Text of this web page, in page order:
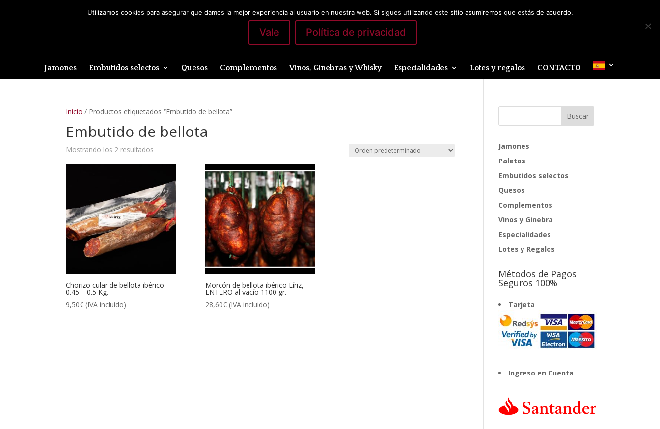
Mi cuenta 0 elementos
Jamones Embutidos selectos Quesos Complementos Vinos, Ginebras y Whisky Especialidades Lotes y regalos CONTACTO
Inicio / Productos etiquetados “Embutido de bellota”
Embutido de bellota
Mostrando los 2 resultados
Chorizo cular de bellota ibérico
0.45 – 0.5 Kg.
9,50€ (IVA incluido)
Morcón de bellota ibérico Eíriz,
ENTERO al vacío 1100 gr.
28,60€ (IVA incluido)
Jamones
Paletas
Embutidos selectos
Quesos
Complementos
Vinos y Ginebra
Especialidades
Lotes y Regalos
Métodos de Pagos
Seguros 100%
Tarjeta
Ingreso en Cuenta
Utilizamos cookies para asegurar que damos la mejor experiencia al usuario en nuestra web. Si sigues utilizando este sitio asumiremos que estás de acuerdo.
Vale Política de privacidad